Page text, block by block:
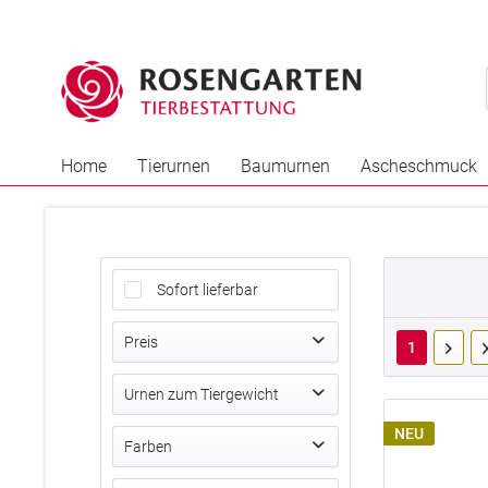
Home Tierurnen Baumurnen Ascheschmuck
Sofort lieferbar
Preis
von0,00 €bis5750,00 €
Urnen zum Tiergewicht
bis 1 kg (0,15 Ltr.)
bis 8 kg (0,5 Ltr.)
Farben
1
NEU